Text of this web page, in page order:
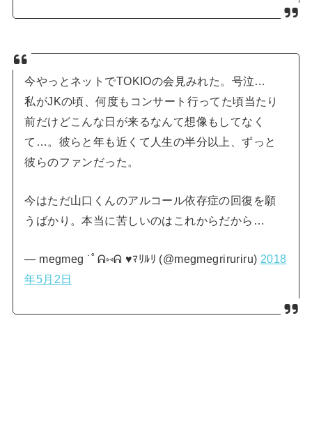
今やっとネットでTOKIOの会見みれた。号泣…
私がJKの頃、何度もコンサート行ってた頃当たり
前だけどこんな日が来るなんて想像もしてなく
て…。彼らと年も近くて人生の半分以上、ずっと
彼らのファンだった。
今はただ山口くんのアルコール依存症の回復を願
うばかり。本当に苦しいのはこれからだから…
— megmeg ˙˚ ᕱ⑅ᕱ ♥ﾏﾘﾙﾘ (@megmegriruriru) 2018
年5月2日